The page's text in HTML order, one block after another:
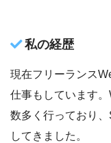
私の経歴
現在フリーランス
仕事もしています
数多く行っており
してきました。